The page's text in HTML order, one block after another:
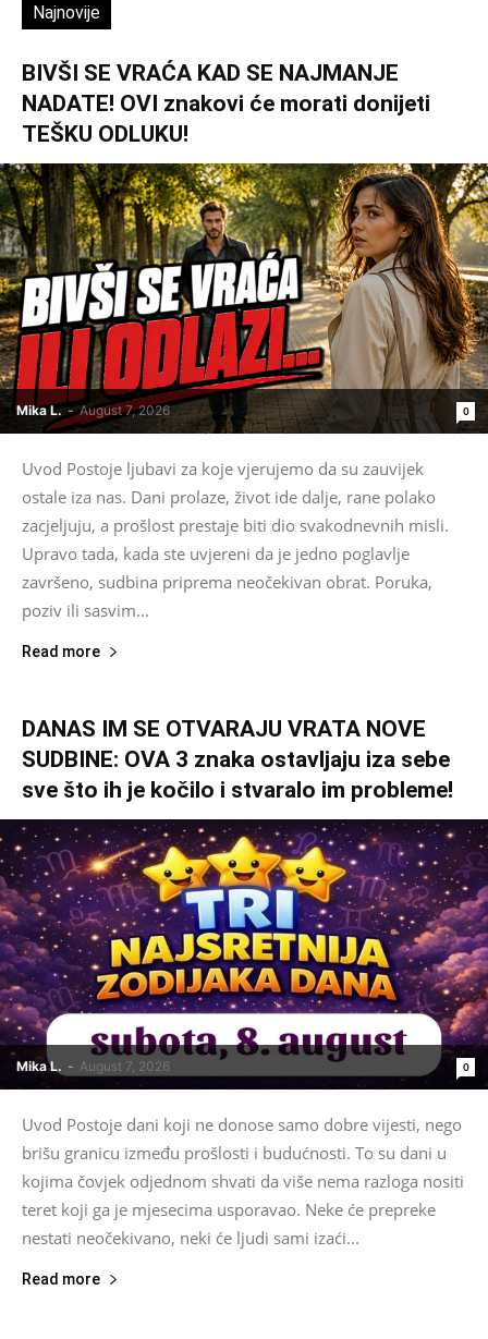
Najnovije
BIVŠI SE VRAĆA KAD SE NAJMANJE
NADATE! OVI znakovi će morati donijeti
TEŠKU ODLUKU!
Mika L. - August 7, 2026 0
Uvod Postoje ljubavi za koje vjerujemo da su zauvijek
ostale iza nas. Dani prolaze, život ide dalje, rane polako
zacjeljuju, a prošlost prestaje biti dio svakodnevnih misli.
Upravo tada, kada ste uvjereni da je jedno poglavlje
završeno, sudbina priprema neočekivan obrat. Poruka,
poziv ili sasvim...
Read more
DANAS IM SE OTVARAJU VRATA NOVE
SUDBINE: OVA 3 znaka ostavljaju iza sebe
sve što ih je kočilo i stvaralo im probleme!
Mika L. - August 7, 2026 0
Uvod Postoje dani koji ne donose samo dobre vijesti, nego
brišu granicu između prošlosti i budućnosti. To su dani u
kojima čovjek odjednom shvati da više nema razloga nositi
teret koji ga je mjesecima usporavao. Neke će prepreke
nestati neočekivano, neki će ljudi sami izaći...
Read more